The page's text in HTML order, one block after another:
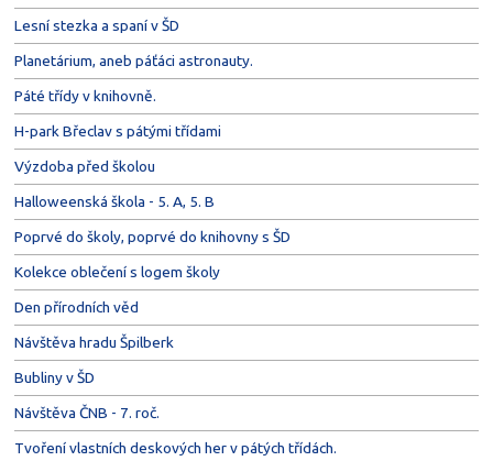
Lesní stezka a spaní v ŠD
Planetárium, aneb páťáci astronauty.
Páté třídy v knihovně.
H-park Břeclav s pátými třídami
Výzdoba před školou
Halloweenská škola - 5. A, 5. B
Poprvé do školy, poprvé do knihovny s ŠD
Kolekce oblečení s logem školy
Den přírodních věd
Návštěva hradu Špilberk
Bubliny v ŠD
Návštěva ČNB - 7. roč.
Tvoření vlastních deskových her v pátých třídách.